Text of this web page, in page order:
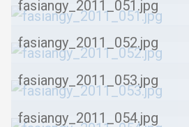
fasiangy_2011_051.jpg
fasiangy_2011_052.jpg
fasiangy_2011_053.jpg
fasiangy_2011_054.jpg